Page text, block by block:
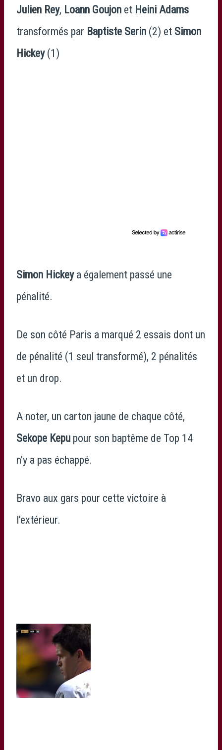
Julien Rey, Loann Goujon et Heini Adams
transformés par Baptiste Serin (2) et Simon
Hickey(1)
Simon Hickeya également passé une
pénalité.
De son côté Paris a marqué 2 essais dont un
de pénalité (1 seul transformé), 2 pénalités
et un drop.
A noter, un carton jaune de chaque côté,
Sekope Kepu pour son baptême de Top 14
n’y a pas échappé.
Bravo aux gars pour cette victoire à
l’extérieur.